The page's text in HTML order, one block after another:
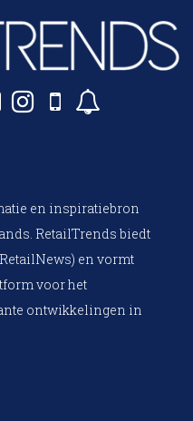
en inspiratiebron
RetailTrends biedt
en vormt
voor het
ontwikkelingen in